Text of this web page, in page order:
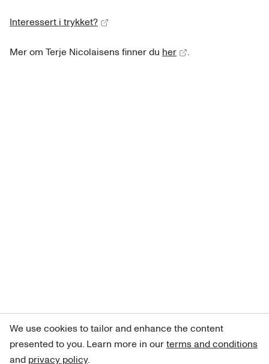
Interessert i trykket?
Mer om Terje Nicolaisens finner du her .
We use cookies to tailor and enhance the content
presented to you. Learn more in ourterms and conditions
and privacy policy.